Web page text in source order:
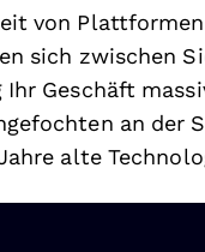
von
sich zwischen
Geschäft
an der
alte